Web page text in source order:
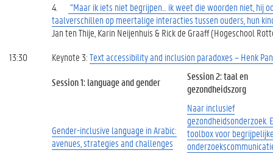
4.
“Maar ik iets niet begrijpen… ik weet die woorden niet, hij
taalverschillen op meertalige interacties tussen ouders, hun
Jan ten Thije, Karin Neijenhuis & Rick de Graaff (Hogeschool
13:30
Keynote 3:Text accessibility and inclusion paradoxes – Henk
Session 1: language and gender
Session 2: taal en
gezondheidszorg
Gender-inclusive language in Arabic:
avenues, strategies and challenges
Naar inclusief
gezondheidsonderzoek.
toolbox voor